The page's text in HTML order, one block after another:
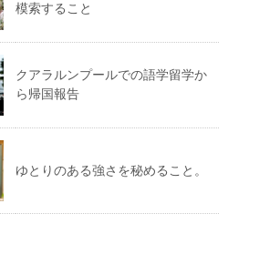
模索すること
クアラルンプールでの語学留学か
ら帰国報告
ゆとりのある強さを秘めること。